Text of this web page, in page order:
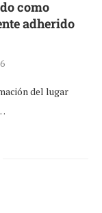
como
adherido
del lugar